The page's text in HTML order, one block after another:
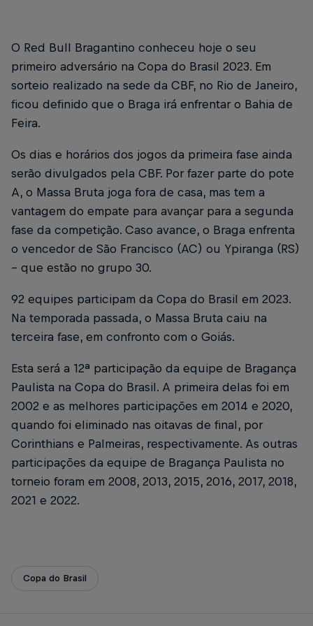
O Red Bull Bragantino conheceu hoje o seu
primeiro adversário na Copa do Brasil 2023. Em
sorteio realizado na sede da CBF, no Rio de Janeiro,
ficou definido que o Braga irá enfrentar o Bahia de
Feira.
Os dias e horários dos jogos da primeira fase ainda
serão divulgados pela CBF. Por fazer parte do pote
A, o Massa Bruta joga fora de casa, mas tem a
vantagem do empate para avançar para a segunda
fase da competição. Caso avance, o Braga enfrenta
o vencedor de São Francisco (AC) ou Ypiranga (RS)
– que estão no grupo 30.
92 equipes participam da Copa do Brasil em 2023.
Na temporada passada, o Massa Bruta caiu na
terceira fase, em confronto com o Goiás.
Esta será a 12ª participação da equipe de Bragança
Paulista na Copa do Brasil. A primeira delas foi em
2002 e as melhores participações em 2014 e 2020,
quando foi eliminado nas oitavas de final, por
Corinthians e Palmeiras, respectivamente. As outras
participações da equipe de Bragança Paulista no
torneio foram em 2008, 2013, 2015, 2016, 2017, 2018,
2021 e 2022.
Copa do Brasil